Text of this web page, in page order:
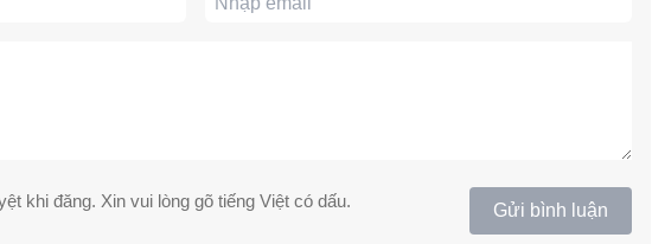
khi đăng. Xin vui lòng gõ tiếng Việt có dấu. Gửi bình luận